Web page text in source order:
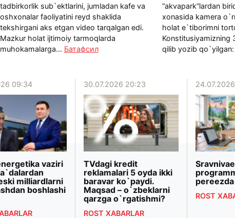
tadbirkorlik sub`ektlarini, jumladan kafe va
oshxonalar faoliyatini reyd shaklida
tekshirgani aks etgan video tarqalgan edi.
Mazkur holat ijtimoiy tarmoqlarda
muhokamalarga... Батафсил
“akvapark”lardan
xonasida kamera
holat e`tiborimni
Konstitusiyamizning
qilib yozib qo`yilgan:
09:34
vaziri
milliardlarni
boshlashi
30.07.2026 20:23
TVdagi kredit
reklamalari 5 oyda ikki
baravar ko`paydi.
Maqsad – o`zbeklarni
qarzga o`rgatishmi?
ROST XABARLAR
pereezda
ROST